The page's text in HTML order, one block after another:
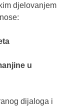
djelovanjem
u
dijaloga i